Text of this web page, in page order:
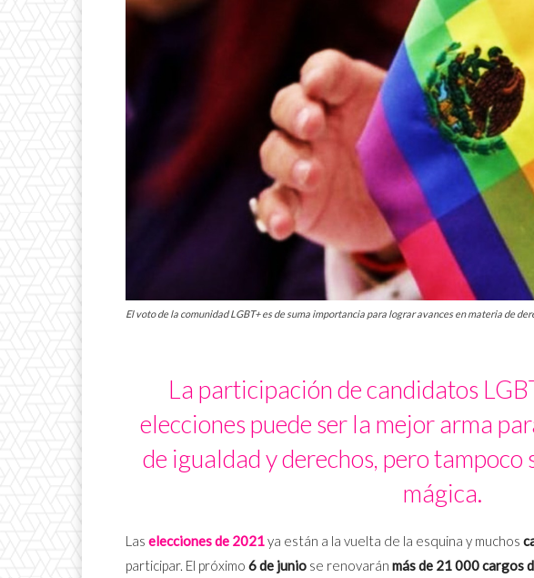
El voto de la comunidad LGBT+ es de suma importancia para lograr avances en materia de
La participación de candidatos
elecciones puede ser la mejor arma
de igualdad y derechos, pero tampoco
mágica.
Las elecciones de 2021ya están a la vuelta de la esquina y muchos
participar. El próximo 6 de junio se renovarán más de 21 000 cargos